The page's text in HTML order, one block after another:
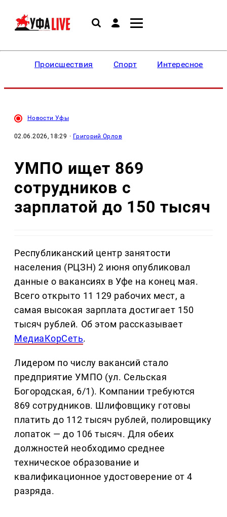
Происшествия Спорт Интересное
Новости Уфы
02.06.2026, 18:29 · Григорий Орлов
УМПО ищет 869
сотрудников с
зарплатой до 150 тысяч
Республиканский центр занятости
населения (РЦЗН) 2 июня опубликовал
данные о вакансиях в Уфе на конец мая.
Всего открыто 11 129 рабочих мест, а
самая высокая зарплата достигает 150
тысяч рублей. Об этом рассказывает
МедиаКорСеть.
Лидером по числу вакансий стало
предприятие УМПО (ул. Сельская
Богородская, 6/1). Компании требуются
869 сотрудников. Шлифовщику готовы
платить до 112 тысяч рублей, полировщику
лопаток — до 106 тысяч. Для обеих
должностей необходимо среднее
техническое образование и
квалификационное удостоверение от 4
разряда.